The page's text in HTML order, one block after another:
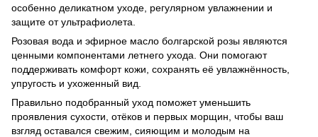
особенно деликатном уходе, регулярном увлажнении и
защите от ультрафиолета.
Розовая вода и эфирное масло болгарской розы являются
ценными компонентами летнего ухода. Они помогают
поддерживать комфорт кожи, сохранять её увлажнённость,
упругость и ухоженный вид.
Правильно подобранный уход поможет уменьшить
проявления сухости, отёков и первых морщин, чтобы ваш
взгляд оставался свежим, сияющим и молодым на